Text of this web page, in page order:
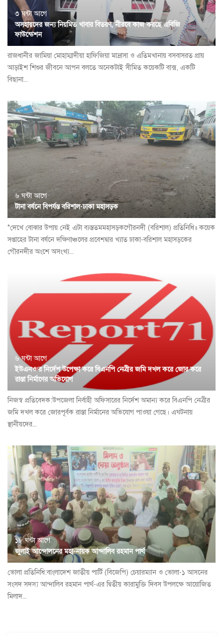
৩ ঘন্টা আগে
অসহায়দের জন্য নিয়মিত খাবার বিতরণ, নীরবে কাজ করছে এবিজি
ফাউন্ডেশন
রাজধানীর জামিয়া মোহাম্মাদীয়া হাফিজিয়া মাদ্রাসা ও এতিমখানায় বসবাসরত প্রায়
আড়াইশ শিশুর জীবনে আপন বলতে অনেকটাই সীমিত কয়েকটি বাক্স, একটি
বিছানা...
৬ ঘন্টা আগে
টানা বর্ষনে বিপর্যস্ত বরিশাল-ঢাকা মহাসড়ক
*দেখে বোঝার উপায় নেই এটা ব্যস্ততমমহাসড়কগৌরনদী (বরিশাল) প্রতিনিধি॥ কয়েক
সপ্তাহের টানা বর্ষনে দক্ষিণাঞ্চলের প্রবেশদ্বার খ্যাত ঢাকা-বরিশাল মহাসড়কের
গৌরনদীর অংশে অসংখ্য...
৬ ঘন্টা আগে
ইউএনও’র নির্দেশ উপেক্ষা করে বিএনপি নেত্রীর জমি দখল করে জোর করে
রাস্তা নির্মাণের অভিযোগ
নিজস্ব প্রতিবেদক:উপজেলা নির্বাহী অফিসারের নির্দেশ অমান্য করে বিএনপি নেত্রীর
জমি দখল করে জোরপূর্বক রাস্তা নির্মানের অভিযোগ পাওয়া গেছে। এঘটনায়
স্থানীয়দের...
১৮ ঘন্টা আগে
জুলাই আন্দোলনের মহা-নায়ক আন্দালিব রহমান পার্থ
ভোলা প্রতিনিধি:বাংলাদেশ জাতীয় পার্টি (বিজেপি) চেয়ারম্যান ও ভোলা-১ আসনের
সংসদ সদস্য আন্দালিব রহমান পার্থ-এর দ্বিতীয় কারামুক্তি দিবস উপলক্ষে আয়োজিত
মিলাদ...